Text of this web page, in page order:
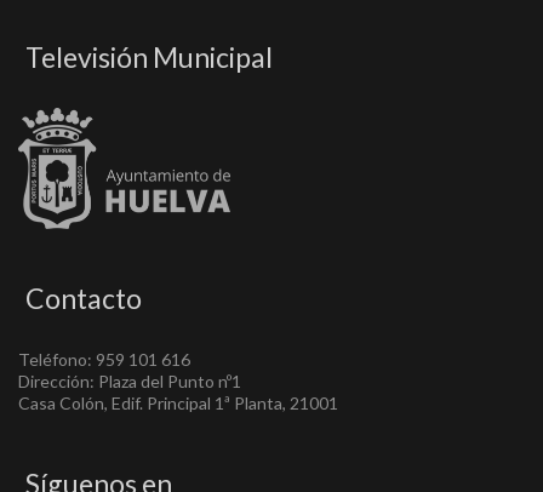
Televisión Municipal
Contacto
Teléfono: 959 101 616
Dirección: Plaza del Punto nº1
Casa Colón, Edif. Principal 1ª Planta, 21001
Síguenos en